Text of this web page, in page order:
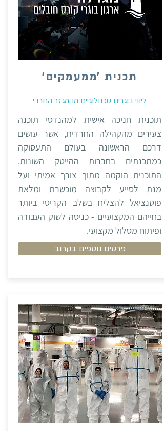
תכנית ׳ממעמקים׳
ליווי בוגרים טכנולוגיים מהמגזר החרדי
תוכנית חניכה אישית למהנדסי תוכנה
צעירים מהקהילה החרדית, אשר עושים
דרכם הראשונה בעולם התעסוקה
כמתכנתים בחברות ההייטק השונות.
התוכנית הוקמה מתוך צורך אמיתי ועל
מנת לסייע לקבוצה מוכשרת ומלאת
פוטנציאל להצליח בשלב הקריטי ביותר
בחייהם המקצועיים - כניסה לשוק העבודה
ופיתוח מסלול מקצועי.
פרטים נוספים בקרוב